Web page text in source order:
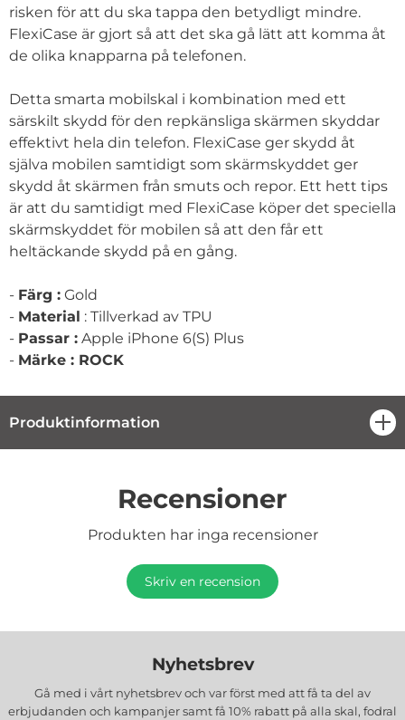
risken för att du ska tappa den betydligt mindre.
FlexiCase är gjort så att det ska gå lätt att komma åt
de olika knapparna på telefonen.
Detta smarta mobilskal i kombination med ett
särskilt skydd för den repkänsliga skärmen skyddar
effektivt hela din telefon. FlexiCase ger skydd åt
själva mobilen samtidigt som skärmskyddet ger
skydd åt skärmen från smuts och repor. Ett hett tips
är att du samtidigt med FlexiCase köper det speciella
skärmskyddet för mobilen så att den får ett
heltäckande skydd på en gång.
- Färg : Gold
- Material : Tillverkad av TPU
- Passar : Apple iPhone 6(S) Plus
- Märke : ROCK
Produktinformation
Recensioner
Produkten har inga recensioner
Skriv en recension
Nyhetsbrev
Gå med i vårt nyhetsbrev och var först med att få ta del av
erbjudanden och kampanjer samt få 10% rabatt på alla skal, fodral